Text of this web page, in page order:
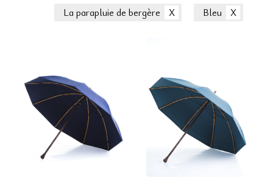
La parapluie de bergère Bleu
LA MAISON